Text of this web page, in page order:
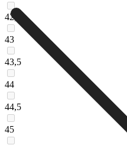
42,5
43
43,5
44
44,5
45